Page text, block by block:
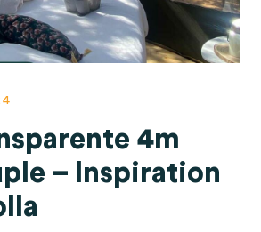
4m
– Inspiration